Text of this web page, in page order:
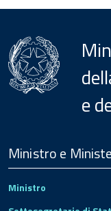
e
Footer
Ministro e
Ministro